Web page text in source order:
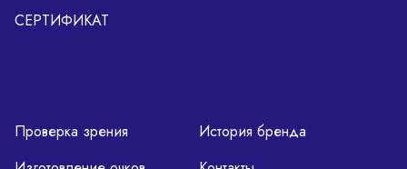
СЕРТИФИКАТ
Проверка зрения
История бренда